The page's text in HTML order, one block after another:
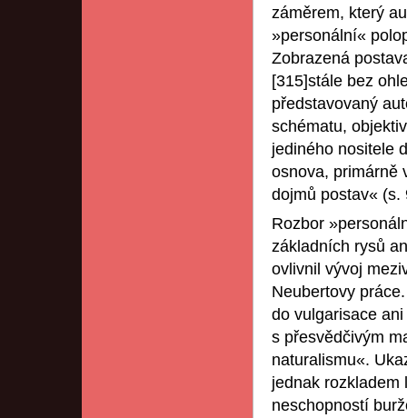
záměrem, který
»personální«
Zobrazená
[315]stále bez
představovaný
schématu,
jediného nositele
osnova, primárně
dojmů postav« (s.
Rozbor
základních rysů
ovlivnil vývoj
Neubertovy
do vulgarisace
s přesvědčivým
naturalismu«.
jednak rozkladem
neschopností